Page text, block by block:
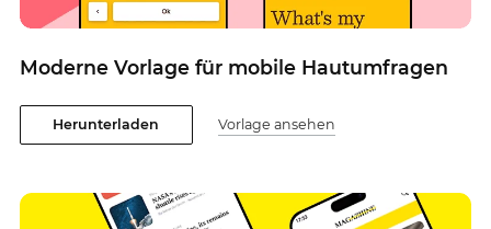
Moderne Vorlage für mobile Hautumfragen
Herunterladen Vorlage ansehen